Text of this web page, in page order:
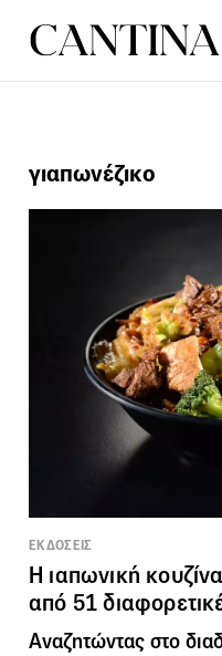
ΣΥΝΤΑΓΕΣ
γιαπωνέζικο
ΕΚΔΟΣΕΙΣ
Η ιαπωνική
από 51
Αναζητώντας στο